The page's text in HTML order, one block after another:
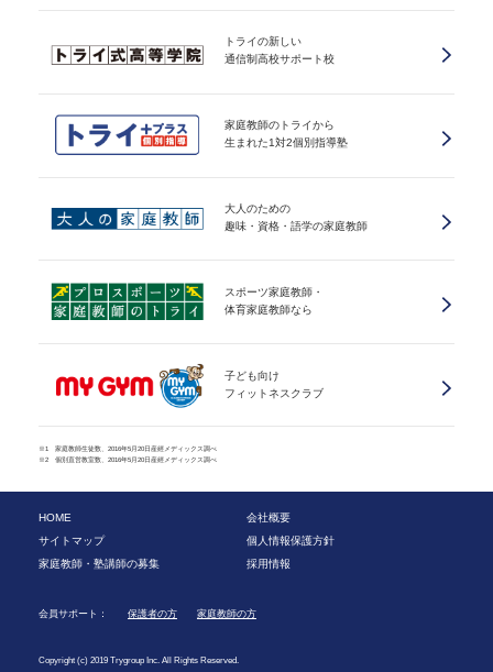
トライの新しい
通信制高校サポート校
家庭教師のトライから
生まれた1対2個別指導塾
大人のための
趣味・資格・語学の家庭教師
スポーツ家庭教師・
体育家庭教師なら
子ども向け
フィットネスクラブ
※1 家庭教師生徒数、2016年5月20日産經メディックス調べ
※2 個別直営教室数、2016年5月20日産經メディックス調べ
HOME
会社概要
サイトマップ
個人情報保護方針
家庭教師・塾講師の募集
採用情報
会員サポート： 保護者の方 家庭教師の方
Copyright (c) 2019 Trygroup Inc. All Rights Reserved.